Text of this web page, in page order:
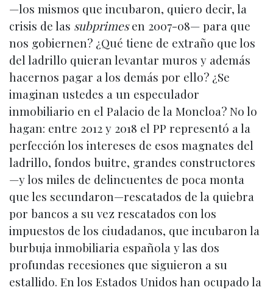
—los mismos que incubaron, quiero decir, la
crisis de las subprimesen 2007-08— para que
nos gobiernen? ¿Qué tiene de extraño que los
del ladrillo quieran levantar muros y además
hacernos pagar a los demás por ello? ¿Se
imaginan ustedes a un especulador
inmobiliario en el Palacio de la Moncloa? No lo
hagan: entre 2012 y 2018 el PP representó a la
perfección los intereses de esos magnates del
ladrillo, fondos buitre, grandes constructores
—y los miles de delincuentes de poca monta
que les secundaron—rescatados de la quiebra
por bancos a su vez rescatados con los
impuestos de los ciudadanos, que incubaron la
burbuja inmobiliaria española y las dos
profundas recesiones que siguieron a su
estallido. En los Estados Unidos han ocupado la